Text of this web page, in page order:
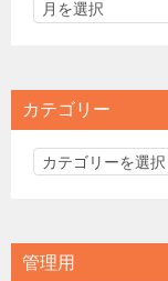
カテゴリー
カ
リ
ー
管理用